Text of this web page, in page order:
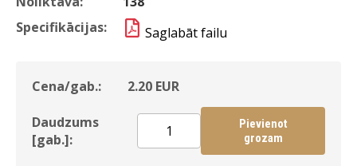
Specifikācijas:
Saglabāt failu
Cena/gab.: 2.20 EUR
Daudzums
[gab.]:
Pievienot
grozam